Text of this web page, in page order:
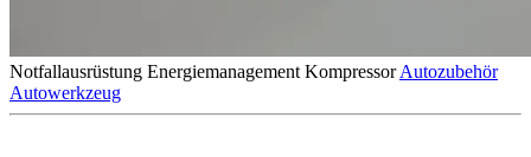
Notfallausrüstung Energiemanagement Kompressor Autozubehör
Autowerkzeug